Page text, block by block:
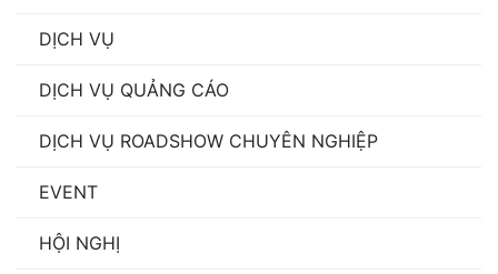
DỊCH VỤ
DỊCH VỤ QUẢNG CÁO
DỊCH VỤ ROADSHOW CHUYÊN NGHIỆP
EVENT
HỘI NGHỊ